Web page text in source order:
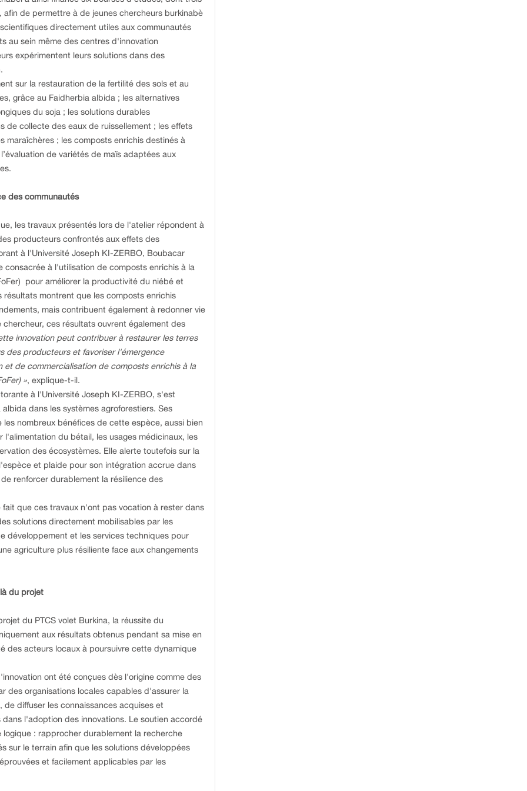
de permettre à de jeunes chercheurs burkinabè
directement utiles aux communautés
au sein même des centres d'innovation
expérimentent leurs solutions dans des
sur la restauration de la fertilité des sols et au
grâce au Faidherbia albida ; les alternatives
du soja ; les solutions durables
de collecte des eaux de ruissellement ; les effets
maraîchères ; les composts enrichis destinés à
de variétés de maïs adaptées aux
des communautés
les travaux présentés lors de l'atelier répondent à
producteurs confrontés aux effets des
à l'Université Joseph KI-ZERBO, Boubacar
consacrée à l'utilisation de composts enrichis à la
pour améliorer la productivité du niébé et
résultats montrent que les composts enrichis
mais contribuent également à redonner vie
chercheur, ces résultats ouvrent également des
innovation peut contribuer à restaurer les terres
des producteurs et favoriser l'émergence
de commercialisation de composts enrichis à la
», explique-t-il.
à l'Université Joseph KI-ZERBO, s'est
dans les systèmes agroforestiers. Ses
nombreux bénéfices de cette espèce, aussi bien
l'alimentation du bétail, les usages médicinaux, les
des écosystèmes. Elle alerte toutefois sur la
et plaide pour son intégration accrue dans
renforcer durablement la résilience des
que ces travaux n'ont pas vocation à rester dans
solutions directement mobilisables par les
développement et les services techniques pour
agriculture plus résiliente face aux changements
du projet
du PTCS volet Burkina, la réussite du
aux résultats obtenus pendant sa mise en
des acteurs locaux à poursuivre cette dynamique
ont été conçues dès l'origine comme des
des organisations locales capables d'assurer la
diffuser les connaissances acquises et
l'adoption des innovations. Le soutien accordé
: rapprocher durablement la recherche
sur le terrain afin que les solutions développées
et facilement applicables par les